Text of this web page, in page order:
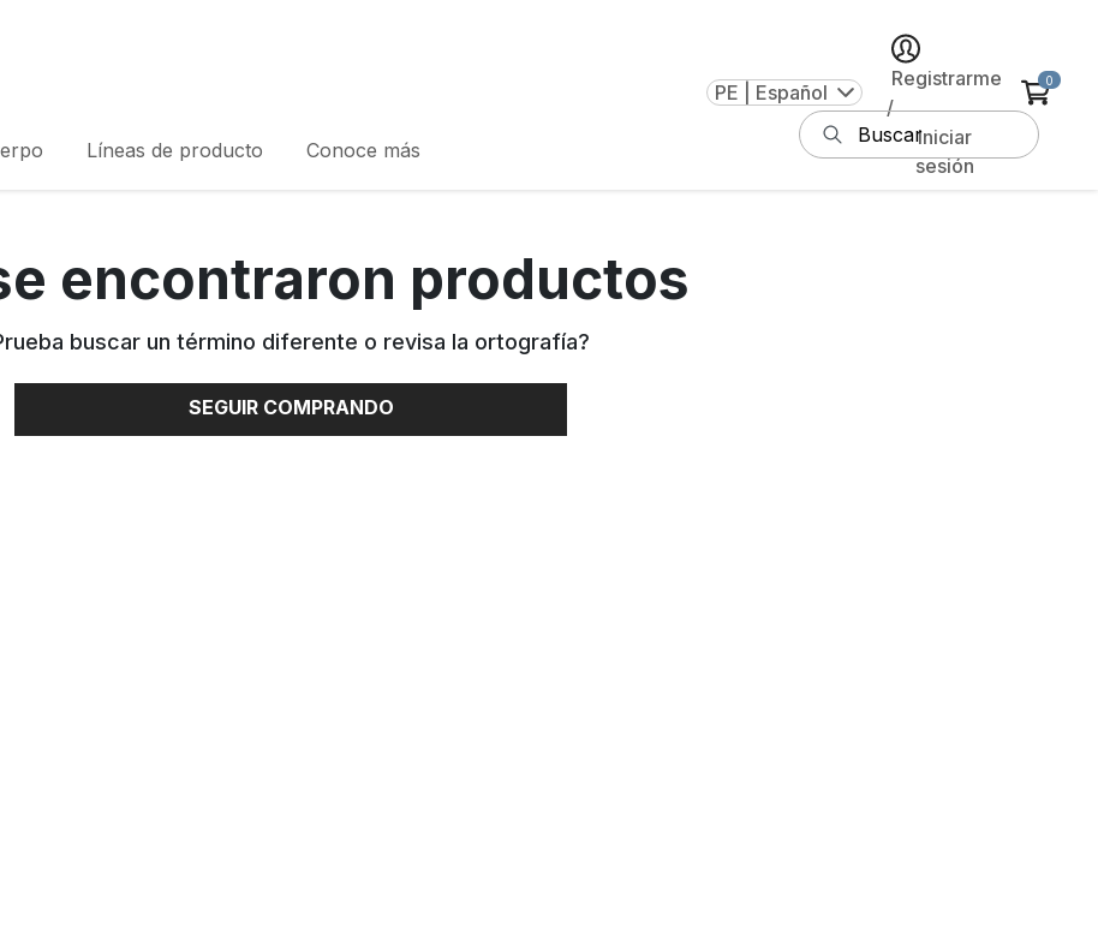
PE | Español
Registrarme
/
Iniciar
sesión
0
Líneas de producto Conoce más
encontraron productos
buscar un término diferente o revisa la ortografía?
SEGUIR COMPRANDO